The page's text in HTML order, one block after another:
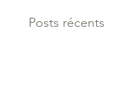
Posts récents